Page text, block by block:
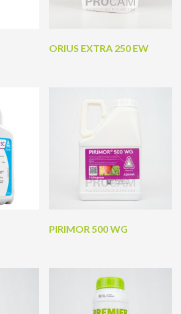
ORIUS EXTRA 250 EW
PIRIMOR 500 WG